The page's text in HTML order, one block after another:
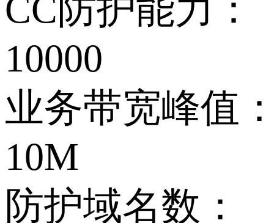
CC防护能力：
10000
业务带宽峰值
10M
防护域名数：